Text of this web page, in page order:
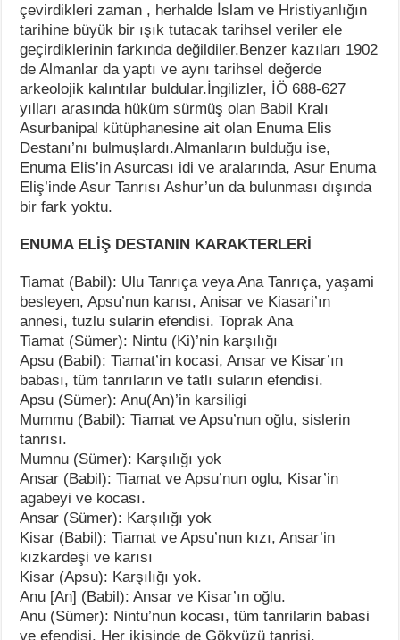
çevirdikleri zaman , herhalde İslam ve Hristiyanlığın
tarihine büyük bir ışık tutacak tarihsel veriler ele
geçirdiklerinin farkında değildiler.Benzer kazıları 1902
de Almanlar da yaptı ve aynı tarihsel değerde
arkeolojik kalıntılar buldular.İngilizler, İÖ 688-627
yılları arasında hüküm sürmüş olan Babil Kralı
Asurbanipal kütüphanesine ait olan Enuma Elis
Destanı’nı bulmuşlardı.Almanların bulduğu ise,
Enuma Elis’in Asurcası idi ve aralarında, Asur Enuma
Eliş’inde Asur Tanrısı Ashur’un da bulunması dışında
bir fark yoktu.
ENUMA ELİŞ DESTANIN KARAKTERLERİ
Tiamat (Babil): Ulu Tanrıça veya Ana Tanrıça, yaşami
besleyen, Apsu’nun karısı, Anisar ve Kiasari’ın
annesi, tuzlu sularin efendisi. Toprak Ana
Tiamat (Sümer): Nintu (Ki)’nin karşılığı
Apsu (Babil): Tiamat’in kocasi, Ansar ve Kisar’ın
babası, tüm tanrıların ve tatlı suların efendisi.
Apsu (Sümer): Anu(An)’in karsiligi
Mummu (Babil): Tiamat ve Apsu’nun oğlu, sislerin
tanrısı.
Mumnu (Sümer): Karşılığı yok
Ansar (Babil): Tiamat ve Apsu’nun oglu, Kisar’in
agabeyi ve kocası.
Ansar (Sümer): Karşılığı yok
Kisar (Babil): Tiamat ve Apsu’nun kızı, Ansar’in
kızkardeşi ve karısı
Kisar (Apsu): Karşılığı yok.
Anu [An] (Babil): Ansar ve Kisar’ın oğlu.
Anu (Sümer): Nintu’nun kocası, tüm tanrilarin babasi
ve efendisi. Her ikisinde de Gökyüzü tanrisi.